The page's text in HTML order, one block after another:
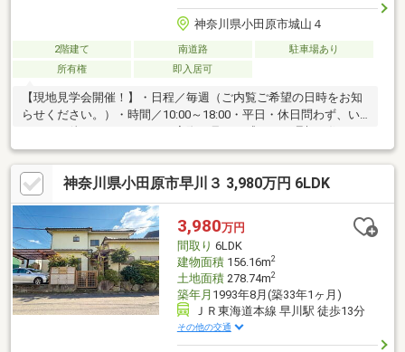
神奈川県小田原市城山４
2階建て 南道路
駐車場あり
所有権
即入居可
【現地見学会開催！】・日程／毎週（ご内覧ご希望の日時をお知
らせください。）・時間／10:00～18:00・平日・休日問わず、い
を体感してください！写真だけでは伝わらない、陽当たり・広
さ・周辺環境をぜひ現地でご確認ください。住宅ローン相談・住
み替え相談もその場で可能です！「まだ探し始めたばかり…」と
いう方もお気軽にご来場ください！※居住中の物件や鍵の手配が
必要な場合、売主様との日時調整が必要となることがありま
す。・内覧をご希望の前日までにご連絡いただければ、スムーズ
に対応いたします。・内覧の際には、弊社のご案内車両でお迎え
神奈川県小田原市早川３ 3,980万円 6LDK
3,980万円
間取り 6LDK
建物面積156.16m2
土地面積278.74m2
築年月 1993年8月(築33年1ヶ月)
ＪＲ東海道本線 早川駅 徒歩13分
その他の交通